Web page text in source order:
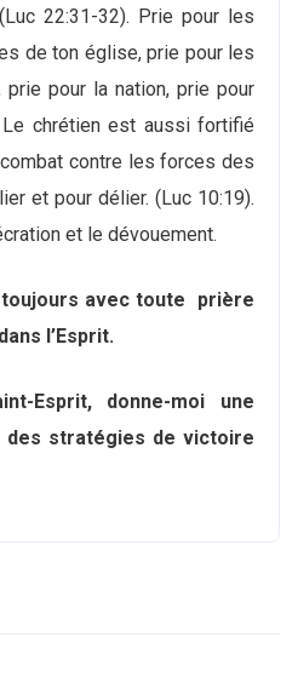
22:31-32). Prie pour les
de ton église, prie pour les
pour la nation, prie pour
chrétien est aussi fortifié
contre les forces des
et pour délier. (Luc 10:19).
et le dévouement.
avec toute prière
l’Esprit.
Esprit, donne-moi une
des stratégies de victoire